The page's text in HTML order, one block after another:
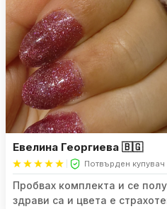
Евелина Георгиева 🇧🇬
Потвърден купувач
Пробвах комплекта и се
здрави са и цвета е